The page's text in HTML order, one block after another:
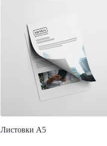
Листовки А5